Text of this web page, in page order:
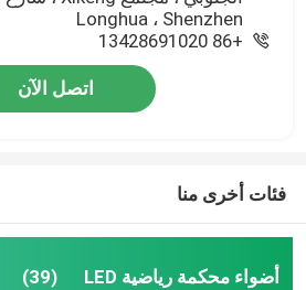
Longhua ، Shenzhen
+86 13428691020
اتصل الآن
فئات أخرى منا
أضواء محكمة رياضية LED (39)